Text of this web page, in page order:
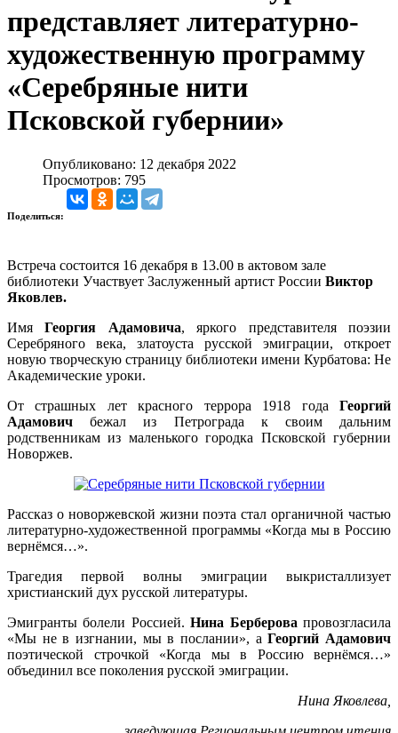
представляет литературно-
художественную программу
«Серебряные нити
Псковской губернии»
Опубликовано: 12 декабря 2022
Просмотров: 795
Поделиться:
Встреча состоится 16 декабря в 13.00 в актовом зале
библиотеки Участвует Заслуженный артист России Виктор
Яковлев.
Имя Георгия Адамовича, яркого представителя поэзии
Серебряного века, златоуста русской эмиграции, откроет
новую творческую страницу библиотеки имени Курбатова: Не
Академические уроки.
От страшных лет красного террора 1918 года Георгий
Адамович бежал из Петрограда к своим дальним
родственникам из маленького городка Псковской губернии
Новоржев.
Рассказ о новоржевской жизни поэта стал органичной частью
литературно-художественной программы «Когда мы в Россию
вернёмся…».
Трагедия первой волны эмиграции выкристаллизует
христианский дух русской литературы.
Эмигранты болели Россией.Нина Берберова провозгласила
«Мы не в изгнании, мы в послании», аГеоргий Адамович
поэтической строчкой «Когда мы в Россию вернёмся…»
объединил все поколения русской эмиграции.
Нина Яковлева,